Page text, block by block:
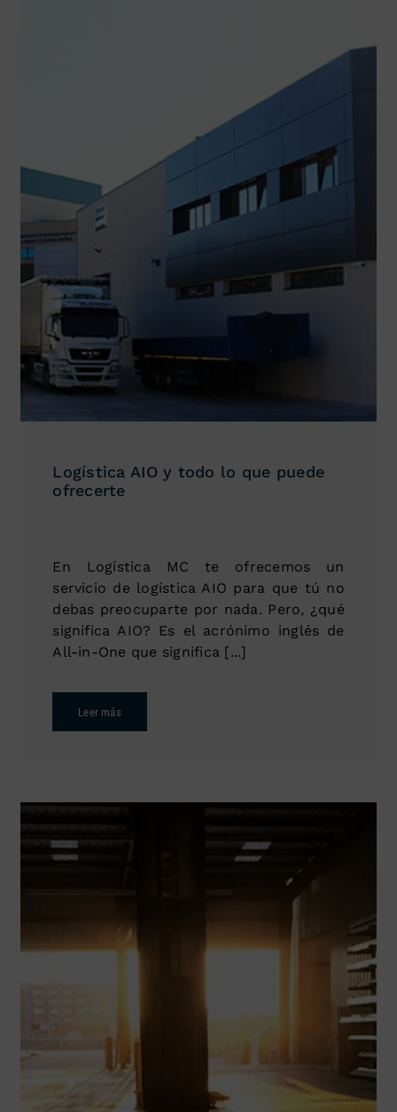
Logística AIO y todo lo que puede
ofrecerte
En Logística MC te ofrecemos un
servicio de logística AIO para que tú no
debas preocuparte por nada. Pero, ¿qué
significa AIO? Es el acrónimo inglés de
All-in-One que significa [...]
Leer más